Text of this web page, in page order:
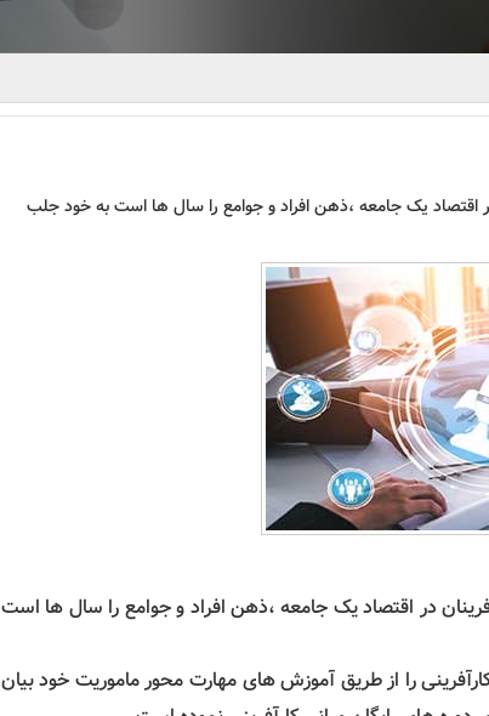
اقتصاد یک جامعه ،ذهن افراد و جوامع را سال ها است به خود جلب
در اقتصاد یک جامعه ،ذهن افراد و جوامع را سال ها است
را از طریق آموزش های مهارت محور ماموریت خود بیان